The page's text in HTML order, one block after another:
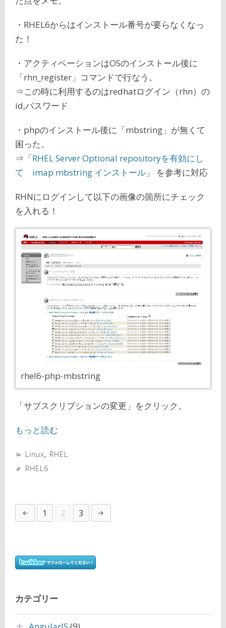
・RHEL6からはインストール番号が要らなくなっ
た！
・アクティベーションはOSのインストール後に
「rhn_register」コマンドで行なう。
⇒この時に利用するのはredhatログイン（rhn）の
id,パスワード
・phpのインストール後に「mbstring」が無くて
困った。
⇒「RHEL Server Optional repositoryを有効にし
て imap mbstring インストール 」 を参考に対応
RHNにログインして以下の画像の箇所にチェック
を入れる！
rhel6-php-mbstring
「サブスクリプションの変更」をクリック。
もっと読む
Linux, RHEL
RHEL6
1 2 3
カテゴリー